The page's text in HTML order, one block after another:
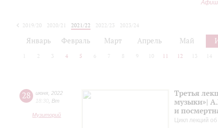
2019/20 2020/21 2021/22 2022/23
2023/24
Январь Февраль Март Апрель Май
2 3 4 5 6 7 8 9 10 11 12 13 14
28 июня 2022
18:30 Вт
Музиторий
Третья
музыки»|
и
Цикл лекций